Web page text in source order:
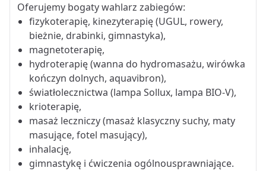
Oferujemy bogaty wahlarz zabiegów:
fizykoterapię, kinezyterapię (UGUL, rowery,
bieżnie, drabinki, gimnastyka),
magnetoterapię,
hydroterapię (wanna do hydromasażu, wirówka
kończyn dolnych, aquavibron),
światłolecznictwa (lampa Sollux, lampa BIO-V),
krioterapię,
masaż leczniczy (masaż klasyczny suchy, maty
masujące, fotel masujący),
inhalację,
gimnastykę i ćwiczenia ogólnousprawniające.